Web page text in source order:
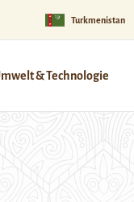
Turkmenistan
& Technologie